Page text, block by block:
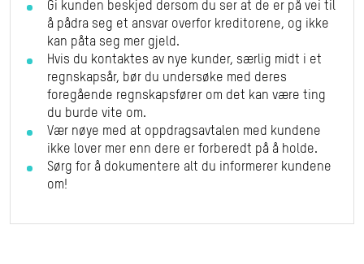
Gi kunden beskjed dersom du ser at de er på vei til
å pådra seg et ansvar overfor kreditorene, og ikke
kan påta seg mer gjeld.
Hvis du kontaktes av nye kunder, særlig midt i et
regnskapsår, bør du undersøke med deres
foregående regnskapsfører om det kan være ting
du burde vite om.
Vær nøye med at oppdragsavtalen med kundene
ikke lover mer enn dere er forberedt på å holde.
Sørg for å dokumentere alt du informerer kundene
om!